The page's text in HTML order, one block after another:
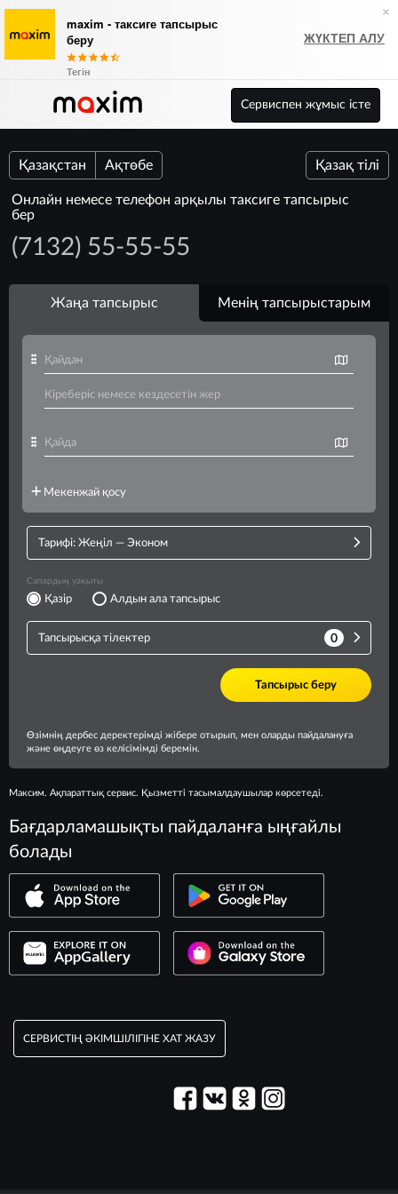
×
maxim - таксиге тапсырыс
беру
Тегін
ЖҮКТЕП АЛУ
Сервиспен жұмыс істе
Қазақстан Ақтөбе Қазақ тілі
Онлайн немесе телефон арқылы таксиге тапсырыс
бер
(7132) 55-55-55
Максим. Ақпараттық сервис. Қызметті тасымалдаушылар көрсетеді.
Бағдарламашықты пайдаланға ыңғайлы
болады
СЕРВИСТІҢ ӘКІМШІЛІГІНЕ ХАТ ЖАЗУ